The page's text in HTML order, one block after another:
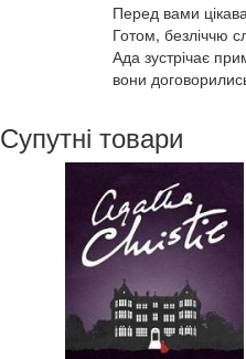
Перед вами
Готом, безліччю
Ада зустрічає
вони
Супутні товари